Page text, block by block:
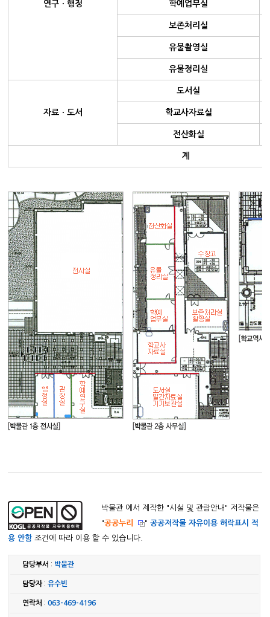
연구ㆍ행정 학예업무실
보존처리실
유물촬영실
유물정리실
자료ㆍ도서
도서실
학교사자료실
전산화실
계
박물관 에서 제작한 "시설 및 관람안내 " 저작물은
"공공누리 "공공저작물 자유이용 허락표시 적
용 안함조건에 따라 이용 할 수 있습니다.
담당부서 : 박물관
담당자:유수빈
연락처 :063-469-4196